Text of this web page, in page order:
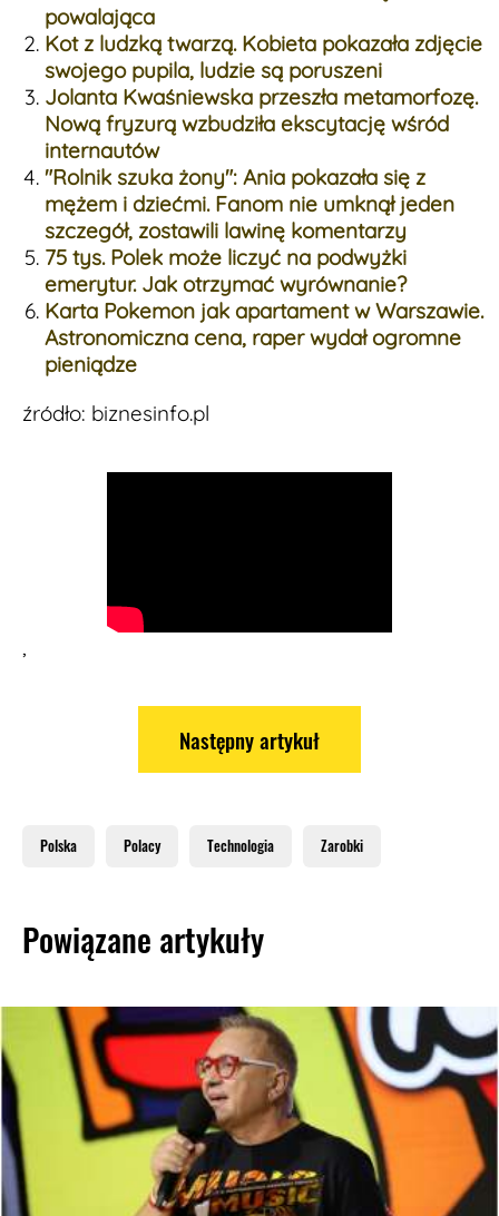
powalająca
Kot z ludzką twarzą. Kobieta pokazała zdjęcie
swojego pupila, ludzie są poruszeni
Jolanta Kwaśniewska przeszła metamorfozę.
Nową fryzurą wzbudziła ekscytację wśród
internautów
"Rolnik szuka żony": Ania pokazała się z
mężem i dziećmi. Fanom nie umknął jeden
szczegół, zostawili lawinę komentarzy
75 tys. Polek może liczyć na podwyżki
emerytur. Jak otrzymać wyrównanie?
Karta Pokemon jak apartament w Warszawie.
Astronomiczna cena, raper wydał ogromne
pieniądze
źródło: biznesinfo.pl
,
Następny artykuł
Polska Polacy Technologia Zarobki
Powiązane artykuły